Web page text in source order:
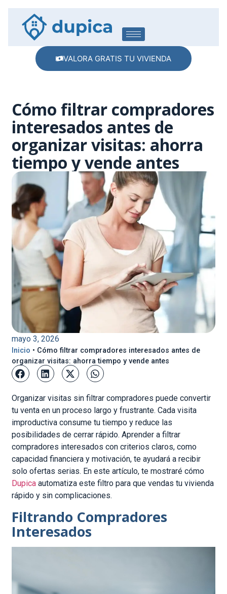
VALORA GRATIS TU VIVIENDA
Cómo filtrar compradores
interesados antes de
organizar visitas: ahorra
tiempo y vende antes
mayo 3, 2026
Inicio • Cómo filtrar compradores interesados antes de
organizar visitas: ahorra tiempo y vende antes
Organizar visitas sin filtrar compradores puede convertir
tu venta en un proceso largo y frustrante. Cada visita
improductiva consume tu tiempo y reduce las
posibilidades de cerrar rápido. Aprender a filtrar
compradores interesados con criterios claros, como
capacidad financiera y motivación, te ayudará a recibir
solo ofertas serias. En este artículo, te mostraré cómo
Dupica automatiza este filtro para que vendas tu vivienda
rápido y sin complicaciones.
Filtrando Compradores
Interesados